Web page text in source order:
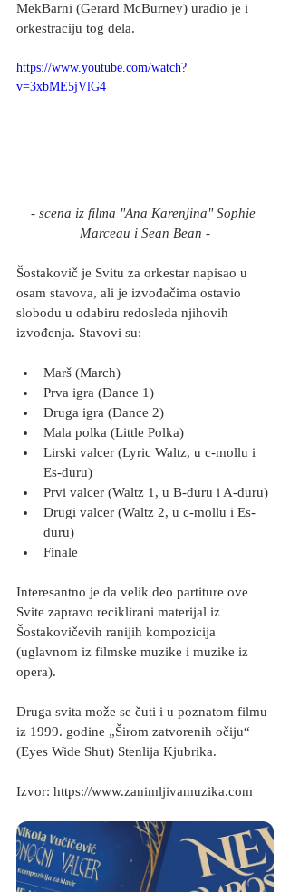
MekBarni (Gerard McBurney) uradio je i
orkestraciju tog dela.
https://www.youtube.com/watch?
v=3xbME5jVlG4
- scena iz filma "Ana Karenjina" Sophie
Marceau i Sean Bean -
Šostakovič je Svitu za orkestar napisao u
osam stavova, ali je izvođačima ostavio
slobodu u odabiru redosleda njihovih
izvođenja. Stavovi su:
Marš (March)
Prva igra (Dance 1)
Druga igra (Dance 2)
Mala polka (Little Polka)
Lirski valcer (Lyric Waltz, u c-mollu i
Es-duru)
Prvi valcer (Waltz 1, u B-duru i A-duru)
Drugi valcer (Waltz 2, u c-mollu i Es-
duru)
Finale
Interesantno je da velik deo partiture ove
Svite zapravo reciklirani materijal iz
Šostakovičevih ranijih kompozicija
(uglavnom iz filmske muzike i muzike iz
opera).
Druga svita može se čuti i u poznatom filmu
iz 1999. godine „Širom zatvorenih očiju“
(Eyes Wide Shut) Stenlija Kjubrika.
Izvor: https://www.zanimljivamuzika.com